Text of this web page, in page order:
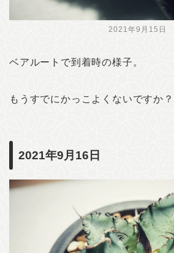
2021年9月15日
ベアルートで到着時の様子。
もうすでにかっこよくないですか？
2021年9月16日